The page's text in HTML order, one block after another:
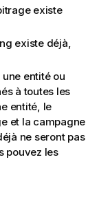
existe
existe déjà,
entité ou
à toutes les
entité, le
et la campagne
ne seront pas
pouvez les